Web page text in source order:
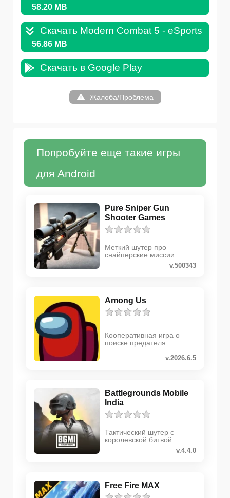
58.20 MB
Скачать Modern Combat 5 - eSports FPS
56.86 MB
Скачать в Google Play
Жалоба/Проблема
Попробуйте еще такие игры
для Android
Pure Sniper Gun
Shooter Games
Меткий шутер про
снайперские миссии
v.500343
Among Us
Кооперативная игра о
поиске предателя
v.2026.6.5
Battlegrounds Mobile
India
Тактический шутер с
королевской битвой
v.4.4.0
Free Fire MAX